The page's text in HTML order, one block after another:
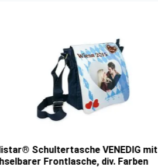
Schultertasche VENEDIG mit
Frontlasche, div. Farben